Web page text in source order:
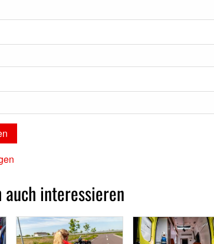
interessieren